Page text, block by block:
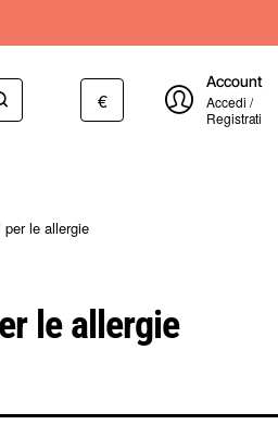
€
Account
Accedi /
Registrati
le allergie
per le allergie